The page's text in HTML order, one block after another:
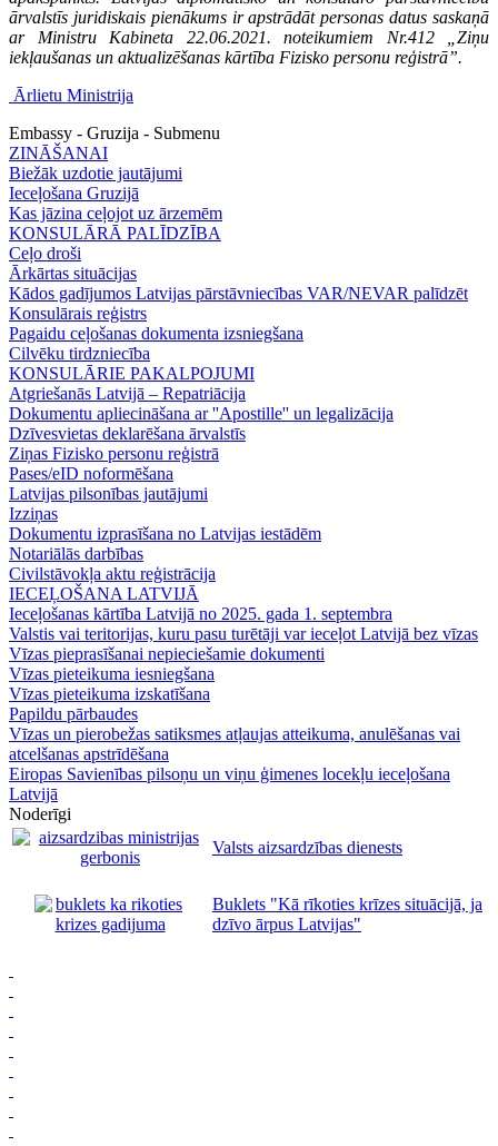
ārvalstīs juridiskais pienākums ir apstrādāt personas datus saskaņā
ar Ministru Kabineta 22.06.2021. noteikumiem Nr.412 „Ziņu
iekļaušanas un aktualizēšanas kārtība Fizisko personu reģistrā”.
Ārlietu Ministrija
Embassy - Gruzija - Submenu
ZINĀŠANAI
Biežāk uzdotie jautājumi
Ieceļošana Gruzijā
Kas jāzina ceļojot uz ārzemēm
KONSULĀRĀ PALĪDZĪBA
Ceļo droši
Ārkārtas situācijas
Kādos gadījumos Latvijas pārstāvniecības VAR/NEVAR palīdzēt
Konsulārais reģistrs
Pagaidu ceļošanas dokumenta izsniegšana
Cilvēku tirdzniecība
KONSULĀRIE PAKALPOJUMI
Atgriešanās Latvijā – Repatriācija
Dokumentu apliecināšana ar ''Apostille'' un legalizācija
Dzīvesvietas deklarēšana ārvalstīs
Ziņas Fizisko personu reģistrā
Pases/eID noformēšana
Latvijas pilsonības jautājumi
Izziņas
Dokumentu izprasīšana no Latvijas iestādēm
Notariālās darbības
Civilstāvokļa aktu reģistrācija
IECEĻOŠANA LATVIJĀ
Ieceļošanas kārtība Latvijā no 2025. gada 1. septembra
Valstis vai teritorijas, kuru pasu turētāji var ieceļot Latvijā bez vīzas
Vīzas pieprasīšanai nepieciešamie dokumenti
Vīzas pieteikuma iesniegšana
Vīzas pieteikuma izskatīšana
Papildu pārbaudes
Vīzas un pierobežas satiksmes atļaujas atteikuma, anulēšanas vai
atcelšanas apstrīdēšana
Eiropas Savienības pilsoņu un viņu ģimenes locekļu ieceļošana
Latvijā
Noderīgi
Valsts aizsardzības dienests
Buklets "Kā rīkoties krīzes situācijā, ja
dzīvo ārpus Latvijas"